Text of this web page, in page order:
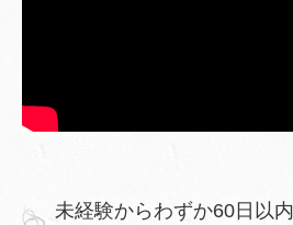
未経験からわずか60日以